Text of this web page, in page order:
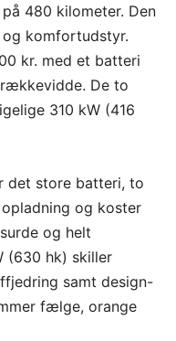
480 kilometer. Den
og komfortudstyr.
kr. med et batteri
De to
310 kW (416
det store batteri, to
og koster
og helt
(630 hk) skiller
samt design-
fælge, orange